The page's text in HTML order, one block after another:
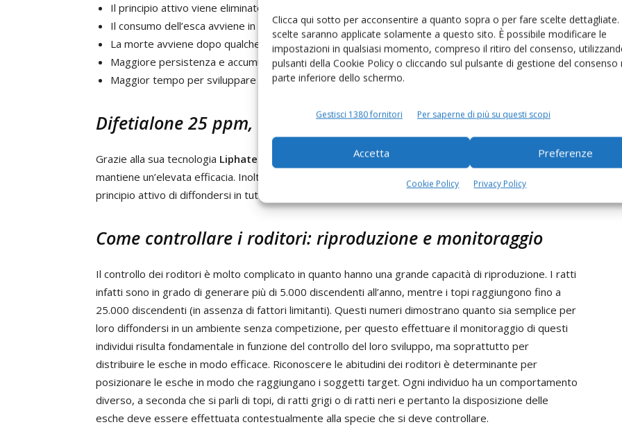
Clicca qui sotto per acconsentire a quanto sopra o per fare scelte dettagliate.
scelte saranno applicate solamente a questo sito. È possibile modificare le
impostazioni in qualsiasi momento, compreso il ritiro del consenso,
pulsanti della Cookie Policy o cliccando sul pulsante di gestione del consenso
parte inferiore dello schermo.
Gestisci 1380 fornitori Per saperne di più su questi scopi
Accetta Preferenze
Cookie Policy Privacy Policy
Il principio attivo viene eliminato da parte del metabolismo del soggetto target in modo lento.
Il consumo dell’esca avviene in modo singolo e non multiplo.
La morte avviene dopo qualche giorno, anche se l’ingestione è avvenuta a dose piena.
Maggiore persistenza e accumulo del principio attivo.
Maggior tempo per sviluppare resistenza.
Difetialone 25 ppm, efficacia e tecnologia
Grazie alla sua tecnologia Liphatech
ha creato una molecola con una concentrazione di 25 ppm che
mantiene un’elevata efficacia. Inoltre, la presenza dello zolfo all’interno della molecola consente al
principio attivo di diffondersi in tutto il corpo del soggetto ed in modo più efficace.
Come controllare i roditori: riproduzione e monitoraggio
Il controllo dei roditori è molto complicato in quanto hanno una grande capacità di riproduzione. I ratti
infatti sono in grado di generare più di 5.000 discendenti all’anno, mentre i topi raggiungono fino a
25.000 discendenti (in assenza di fattori limitanti). Questi numeri dimostrano quanto sia semplice per
loro diffondersi in un ambiente senza competizione, per questo effettuare il monitoraggio di questi
individui risulta fondamentale in funzione del controllo del loro sviluppo, ma soprattutto per
distribuire le esche in modo efficace. Riconoscere le abitudini dei roditori è determinante per
posizionare le esche in modo che raggiungano i soggetti target. Ogni individuo ha un comportamento
diverso, a seconda che si parli di topi, di ratti grigi o di ratti neri e pertanto la disposizione delle
esche deve essere effettuata contestualmente alla specie che si deve controllare.